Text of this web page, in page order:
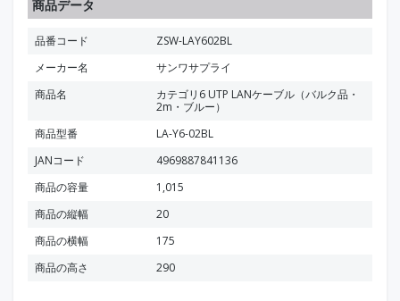
商品データ
品番コード
ZSW-LAY602BL
メーカー名
サンワサプライ
商品名
カテゴリ6 UTP LANケーブル（バルク品・
2m・ブルー）
商品型番
LA-Y6-02BL
JANコード
4969887841136
商品の容量
1,015
商品の縦幅
20
商品の横幅
175
商品の高さ
290